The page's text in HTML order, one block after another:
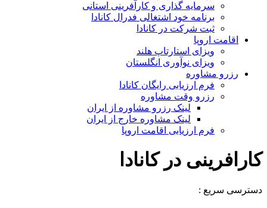
سرمایه گذاری و کارآفرینی استانی
برنامه خود اشتغالی فدرال کانادا
ثبت شرکت در کانادا
اقامت اروپا
ویزای استارتاپ هلند
ویزای نوآوری انگلستان
رزرو مشاوره
فرم ارزیابی رایگان کانادا
رزرو وقت مشاوره
لینک رزرو مشاوره از ایران
لینک مشاوره خارج از ایران
فرم ارزیابی اقامت اروپا
کارافرینی در کانادا
دسترسی سریع :